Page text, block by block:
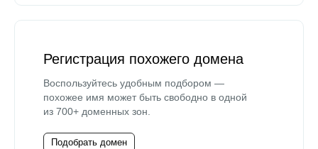
Регистрация похожего домена
Воспользуйтесь удобным подбором —
похожее имя может быть свободно в одной
из 700+ доменных зон.
Подобрать домен